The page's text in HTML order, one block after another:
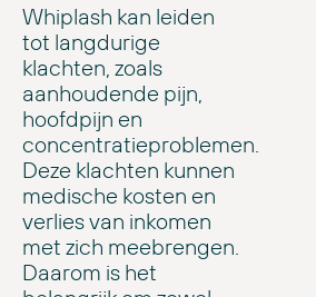
Whiplash kan leiden
tot langdurige
klachten, zoals
aanhoudende pijn,
hoofdpijn en
concentratieproblemen.
Deze klachten kunnen
medische kosten en
verlies van inkomen
met zich meebrengen.
Daarom is het